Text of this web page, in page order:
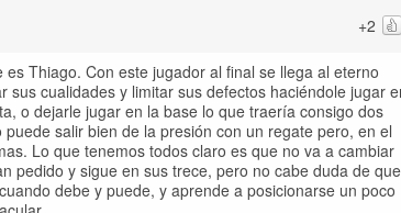
+2
Thiago. Con este jugador al final se llega al eterno
cualidades y limitar sus defectos haciéndole jugar
o dejarle jugar en la base lo que traería consigo dos
salir bien de la presión con un regate pero, en el
Lo que tenemos todos claro es que no va a cambiar
pedido y sigue en sus trece, pero no cabe duda de que
debe y puede, y aprende a posicionarse un poco